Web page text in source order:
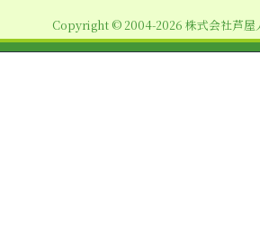
ン
Copyright © 2004-2026 株式会社芦